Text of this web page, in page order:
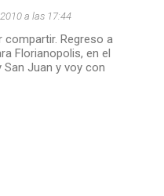
a las 17:44
compartir. Regreso a
Florianopolis, en el
Juan y voy con